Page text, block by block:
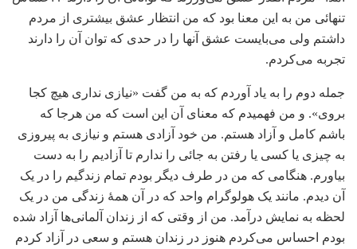
تنهائی من به این معنا بود که من انتظار عشق بیشتری از مردم
داشتم ولی می‌بایست عشق آنها را در حدی که توان آن را دارند
تجربه می‌کردم.
جمله دوم را به یاد آوردم که به من گفت «نیازی نداری هیچ کجا
بروی». و من فهمیدم که معنای آن این است که من هرجا که
باشم کامل و آزاد هستم. من خود آزادی هستم و نیازی به پیروزی
به چیزی یا کسی یا رفتن به جائی را ندارم تا آزادیم را به دست
بیاورم. هنگامی که من در طرف دیگر بودم تمام زندگیم را در یک
آن دیدم. مانند یک هولوگرام واحد که در آن همۀ زندگی من در یک
لحظه به نمایش درآمد. من از وقتی که از زندان آلمانی‌ها آزاد شده
بودم احساس می‌کردم هنوز در زندان هستم و سعی در آزاد کردم